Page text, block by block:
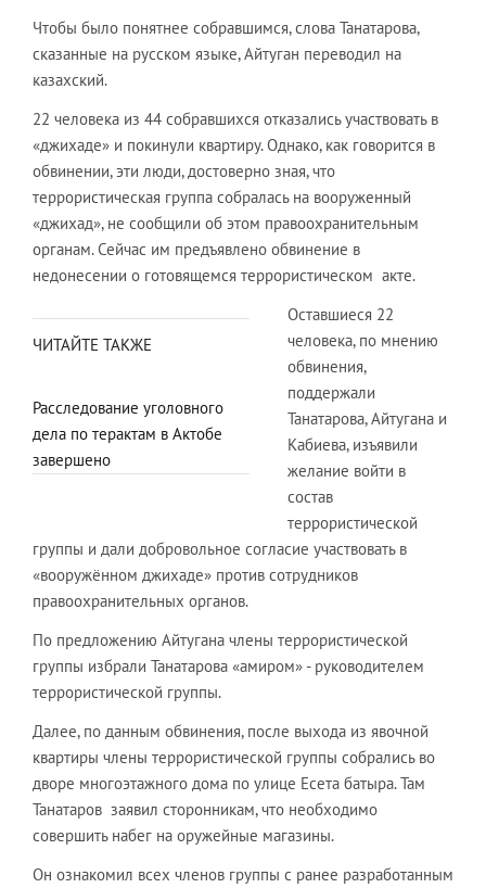
Чтобы было понятнее собравшимся, слова Танатарова,
сказанные на русском языке, Айтуган переводил на
казахский.
22 человека из 44 собравшихся отказались участвовать в
«джихаде» и покинули квартиру. Однако, как говорится в
обвинении, эти люди, достоверно зная, что
террористическая группа собралась на вооруженный
«джихад», не сообщили об этом правоохранительным
органам. Сейчас им предъявлено обвинение в
недонесении о готовящемся террористическом акте.
ЧИТАЙТЕ ТАКЖЕ
Расследование уголовного
дела по терактам в Актобе
завершено
Оставшиеся 22
человека, по мнению
обвинения,
поддержали
Танатарова, Айтугана и
Кабиева, изъявили
желание войти в
состав
террористической
группы и дали добровольное согласие участвовать в
«вооружённом джихаде» против сотрудников
правоохранительных органов.
По предложению Айтугана члены террористической
группы избрали Танатарова «амиром» - руководителем
террористической группы.
Далее, по данным обвинения, после выхода из явочной
квартиры члены террористической группы собрались во
дворе многоэтажного дома по улице Есета батыра. Там
Танатаров заявил сторонникам, что необходимо
совершить набег на оружейные магазины.
Он ознакомил всех членов группы с ранее разработанным